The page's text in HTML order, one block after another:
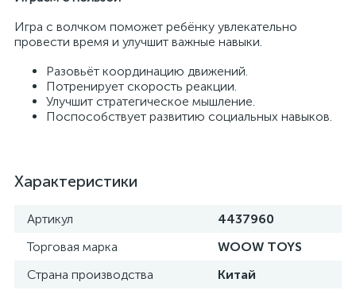
Игра с волчком поможет ребёнку увлекательно
провести время и улучшит важные навыки.
Разовьёт координацию движений.
Потренирует скорость реакции.
Улучшит стратегическое мышление.
Поспособствует развитию социальных навыков.
Характеристики
Артикул
4437960
Торговая марка
WOOW TOYS
Страна производства
Китай